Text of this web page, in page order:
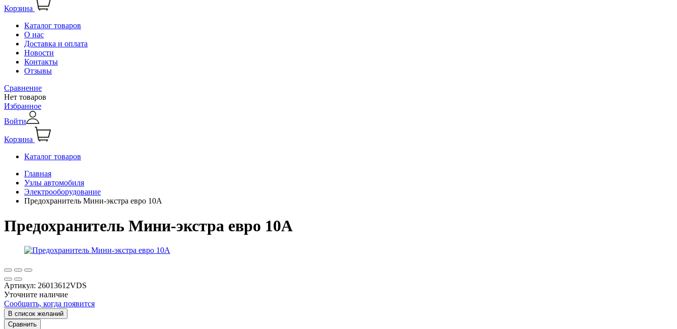
Корзина
Каталог товаров
О нас
Доставка и оплата
Новости
Контакты
Отзывы
Сравнение
Нет товаров
Избранное
Войти
Корзина
Каталог товаров
Главная
Узлы автомобиля
Электрооборудование
Предохранитель Мини-экстра евро 10А
Предохранитель Мини-экстра евро 10А
Артикул: 26013612VDS
Уточните наличие
Сообщить, когда появится
В список желаний
Сравнить